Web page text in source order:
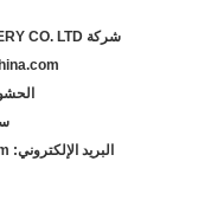
شركة INTER-CHINA RUBBER MACHINERY CO. LTD.
البريد الإلكتروني: info@rubbermachinery-china.com